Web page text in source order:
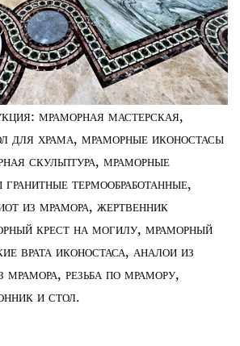
мраморная мастерская,
для храма, мраморные иконостасы
скульптура, мраморные
гранитные термообработанные,
из мрамора, жертвенник
крест на могилу, мраморный
врата иконостаса, аналои из
мрамора, резьба по мрамору,
и стол.